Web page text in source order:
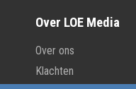
Over LOE Media
Over ons
Klachten